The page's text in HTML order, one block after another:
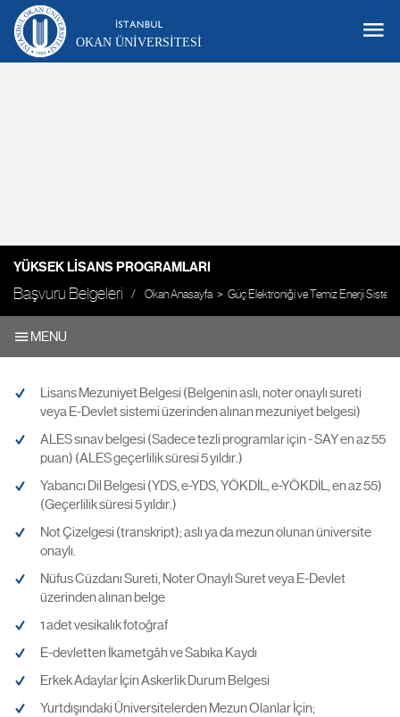
OKAN ÜNIVERSITESI
YÜKSEK LISANS PROGRAMLARI
Başvuru Belgeleri Okan Anasayfa Güç Elektroniği ve Temiz Enerji
MENU
Lisans Mezuniyet Belgesi (Belgenin aslı, noter onaylı sureti
veya E-Devlet sistemi üzerinden alınan mezuniyet belgesi)
ALES sınav belgesi (Sadece tezli programlar için - SAY en az 55
puan) (ALES geçerlilik süresi 5 yıldır.)
Yabancı Dil Belgesi (YDS, e-YDS, YÖKDİL, e-YÖKDİL, en az 55)
(Geçerlilik süresi 5 yıldır.)
Not Çizelgesi (transkript); aslı ya da mezun olunan üniversite
onaylı.
Nüfus Cüzdanı Sureti, Noter Onaylı Suret veya E-Devlet
üzerinden alınan belge
1 adet vesikalık fotoğraf
E-devletten İkametgâh ve Sabıka Kaydı
Erkek Adaylar İçin Askerlik Durum Belgesi
Yurtdışındaki Üniversitelerden Mezun Olanlar İçin;